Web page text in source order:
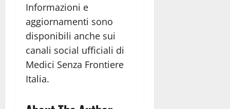
Informazioni e
aggiornamenti sono
disponibili anche sui
canali social ufficiali di
Medici Senza Frontiere
Italia.